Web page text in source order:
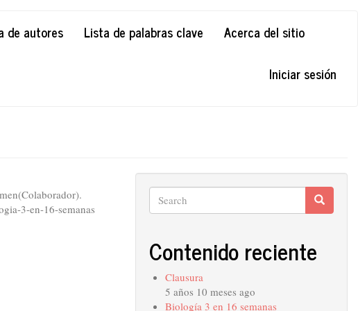
de autores Lista de palabras clave Acerca del sitio
Iniciar sesión
3-en-16-semanas
Search
Search Search
Contenido reciente
Clausura
5 años 10 meses ago
Biología 3 en 16 semanas